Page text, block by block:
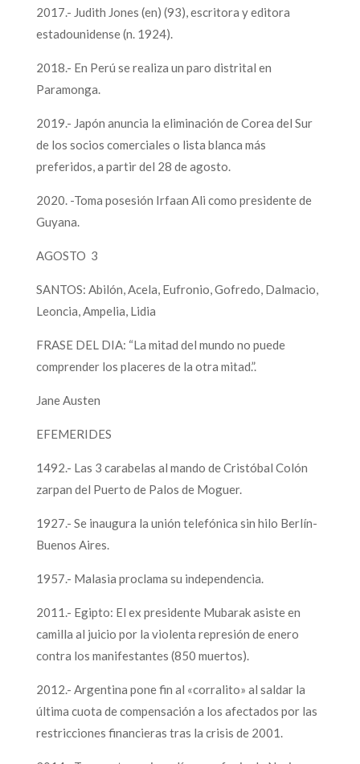
2017.- Judith Jones (en) (93), escritora y editora
estadounidense (n. 1924).
2018.- En Perú se realiza un paro distrital en
Paramonga.
2019.- Japón anuncia la eliminación de Corea del Sur
de los socios comerciales o lista blanca más
preferidos, a partir del 28 de agosto.
2020. -Toma posesión Irfaan Ali como presidente de
Guyana.
AGOSTO 3
SANTOS: Abilón, Acela, Eufronio, Gofredo, Dalmacio,
Leoncia, Ampelia, Lidia
FRASE DEL DIA: “La mitad del mundo no puede
comprender los placeres de la otra mitad.”.
Jane Austen
EFEMERIDES
1492.- Las 3 carabelas al mando de Cristóbal Colón
zarpan del Puerto de Palos de Moguer.
1927.- Se inaugura la unión telefónica sin hilo Berlín-
Buenos Aires.
1957.- Malasia proclama su independencia.
2011.- Egipto: El ex presidente Mubarak asiste en
camilla al juicio por la violenta represión de enero
contra los manifestantes (850 muertos).
2012.- Argentina pone fin al «corralito» al saldar la
última cuota de compensación a los afectados por las
restricciones financieras tras la crisis de 2001.